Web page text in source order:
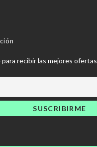
recibir las mejores ofertas